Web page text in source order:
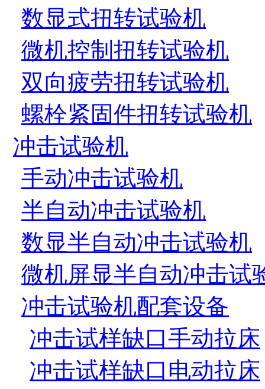
数显式扭转试验机
微机控制扭转试验机
双向疲劳扭转试验机
螺栓紧固件扭转试验机
冲击试验机
手动冲击试验机
半自动冲击试验机
数显半自动冲击试验机
微机屏显半自动冲击试
冲击试验机配套设备
冲击试样缺口手动拉床
冲击试样缺口电动拉床